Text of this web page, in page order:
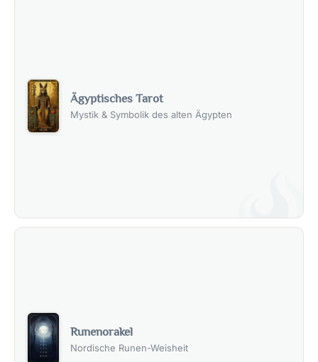
Ägyptisches Tarot
Mystik & Symbolik des alten Ägypten
Runenorakel
Nordische Runen-Weisheit